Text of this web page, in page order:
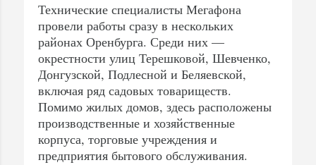
Технические специалисты Мегафона
провели работы сразу в нескольких
районах Оренбурга. Среди них —
окрестности улиц Терешковой, Шевченко,
Донгузской, Подлесной и Беляевской,
включая ряд садовых товариществ.
Помимо жилых домов, здесь расположены
производственные и хозяйственные
корпуса, торговые учреждения и
предприятия бытового обслуживания.